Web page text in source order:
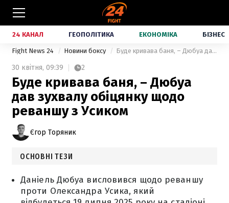
24 КАНАЛ ГЕОПОЛІТИКА ЕКОНОМІКА БІЗНЕС
Fight News 24 Новини боксу Буде кривава баня, – Дюбуа дав зухвалу обіцянку щодо реваншу з Усиком
30 квітня, 09:39 2
Буде кривава баня, – Дюбуа
дав зухвалу обіцянку щодо
реваншу з Усиком
Єгор Торяник
ОСНОВНІ ТЕЗИ
Даніель Дюбуа висловився щодо реваншу
проти Олександра Усика, який